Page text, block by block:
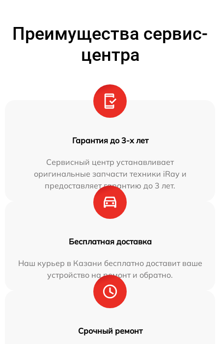
Преимущества сервис-
центра
Гарантия до 3-х лет
Сервисный центр устанавливает
оригинальные запчасти техники iRay и
предоставляет гарантию до 3 лет.
Бесплатная доставка
Наш курьер в Казани бесплатно доставит ваше
устройство на ремонт и обратно.
Срочный ремонт